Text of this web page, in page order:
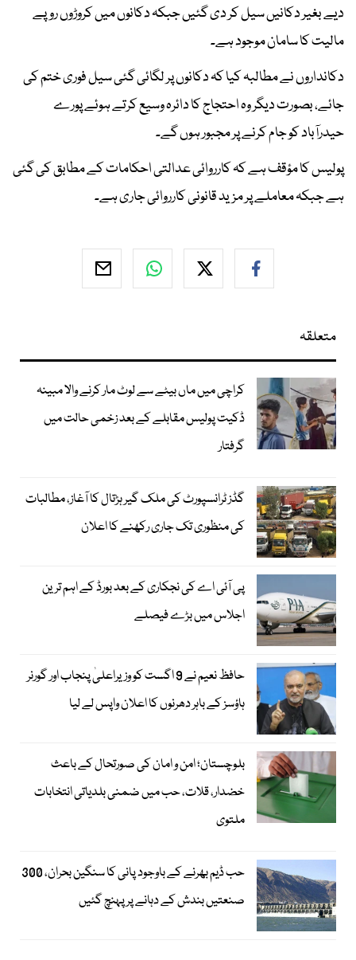
دیے بغیر دکانیں سیل کر دی گئیں جبکہ دکانوں میں کروڑوں روپے
مالیت کا سامان موجود ہے۔
دکانداروں نے مطالبہ کیا کہ دکانوں پر لگائی گئی سیل فوری ختم کی
جائے، بصورت دیگر وہ احتجاج کا دائرہ وسیع کرتے ہوئے پورے
حیدرآباد کو جام کرنے پر مجبور ہوں گے۔
پولیس کا مؤقف ہے کہ کارروائی عدالتی احکامات کے مطابق کی گئی
ہے جبکہ معاملے پر مزید قانونی کارروائی جاری ہے۔
متعلقہ
کراچی میں ماں بیٹے سے لوٹ مار کرنے والا مبینہ
ڈکیت پولیس مقابلے کے بعد زخمی حالت میں
گرفتار
گڈز ٹرانسپورٹ کی ملک گیر ہڑتال کا آغاز، مطالبات
کی منظوری تک جاری رکھنے کا اعلان
پی آئی اے کی نجکاری کے بعد بورڈ کے اہم ترین
اجلاس میں بڑے فیصلے
حافظ نعیم نے 9 اگست کو وزیراعلیٰ پنجاب اور گورنر
ہاؤسز کے باہر دھرنوں کا اعلان واپس لے لیا
بلوچستان؛ امن و امان کی صورتحال کے باعث
خضدار، قلات، حب میں ضمنی بلدیاتی انتخابات
ملتوی
حب ڈیم بھرنے کے باوجود پانی کا سنگین بحران، 300
صنعتیں بندش کے دہانے پر پہنچ گئیں